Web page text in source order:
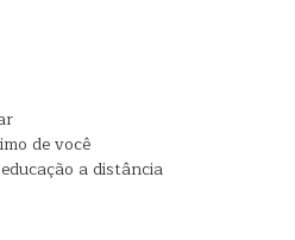
de você
a distância